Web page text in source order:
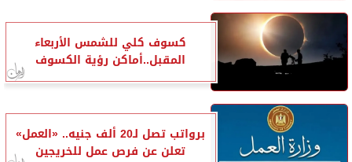
كسوف كلي للشمس الأربعاء
المقبل..أماكن رؤية الكسوف
برواتب تصل لـ20 ألف جنيه.. «العمل»
تعلن عن فرص عمل للخريجين